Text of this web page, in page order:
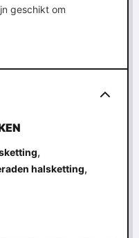
geschikt om
,
halsketting,